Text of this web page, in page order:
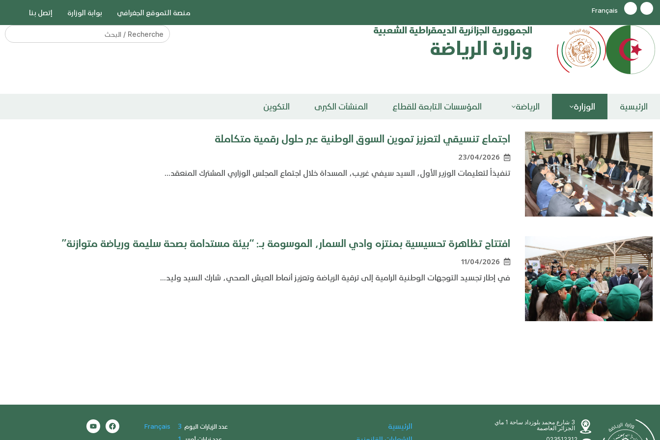
Français منصة التموقع الجغرافي بوابة الوزارة إتصل بنا
الجمهورية الجزائرية الديمقراطية الشعبية
وزارة الرياضة
Search
for:
الرئيسية الوزارة الرياضة المؤسسات التابعة للقطاع المنشآت الكبرى التكوين
اجتماع تنسيقي لتعزيز تموين السوق الوطنية عبر حلول رقمية متكاملة
23/04/2026
تنفيذاً لتعليمات الوزير الأول، السيد سيفي غريب، المسداة خلال اجتماع المجلس الوزاري المشترك المنعقد...
افتتاح تظاهرة تحسيسية بمنتزه وادي السمار، الموسومة بـ: “بيئة مستدامة بصحة سليمة ورياضة متوازنة”
11/04/2026
في إطار تجسيد التوجهات الوطنية الرامية إلى ترقية الرياضة وتعزيز أنماط العيش الصحي، شارك السيد وليد...
3 شارع محمد بلوزداد ساحة 1 ماي
الجزائر العاصمة
الرئيسية
عدد الزيارات اليوم 3
Français